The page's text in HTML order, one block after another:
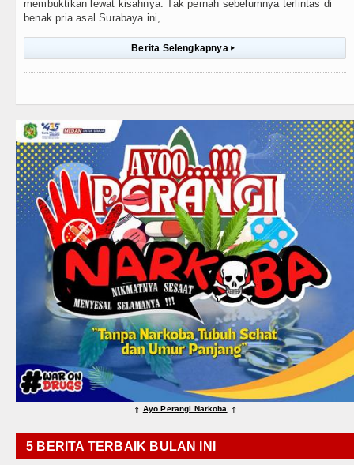
membuktikan lewat kisahnya. Tak pernah sebelumnya terlintas di
benak pria asal Surabaya ini, . . .
Berita Selengkapnya ▸
⇑ Ayo Perangi Narkoba ⇑
5 BERITA TERBAIK BULAN INI